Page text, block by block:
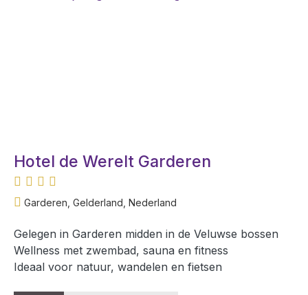
Hotel de Werelt Garderen
Garderen, Gelderland, Nederland
Gelegen in Garderen midden in de Veluwse bossen
Wellness met zwembad, sauna en fitness
Ideaal voor natuur, wandelen en fietsen